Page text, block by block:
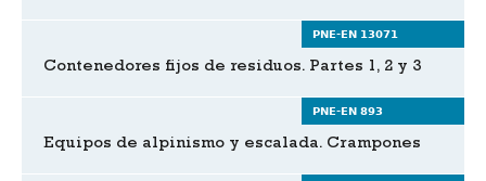
PNE-EN 13071
Contenedores fijos de residuos. Partes 1, 2 y 3
PNE-EN 893
Equipos de alpinismo y escalada. Crampones